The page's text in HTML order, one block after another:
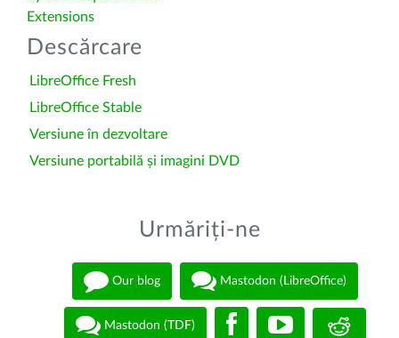
Extensions
Descărcare
LibreOffice Fresh
LibreOffice Stable
Versiune în dezvoltare
Versiune portabilă și imagini DVD
Urmăriți-ne
Our blog Mastodon (LibreOffice)
Mastodon (TDF)